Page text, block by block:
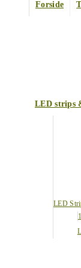
Forside
LED strips
LED